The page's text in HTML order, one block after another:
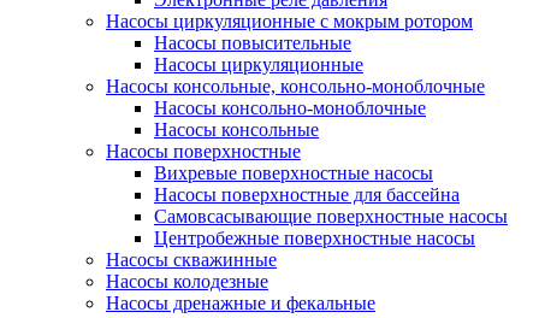
Насосы циркуляционные с мокрым ротором
Насосы повысительные
Насосы циркуляционные
Насосы консольные, консольно-моноблочные
Насосы консольно-моноблочные
Насосы консольные
Насосы поверхностные
Вихревые поверхностные насосы
Насосы поверхностные для бассейна
Самовсасывающие поверхностные насосы
Центробежные поверхностные насосы
Насосы скважинные
Насосы колодезные
Насосы дренажные и фекальные